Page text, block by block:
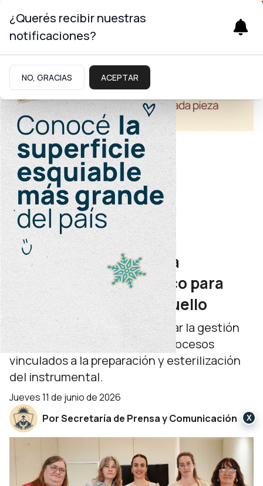
Salud
Optimización de recursos
El Castro Rendón suma
instrumental quirúrgico para
cirugías de cabeza y cuello
La adquisición permitirá mejorar la gestión
del quirófano y optimizar los procesos
vinculados a la preparación y esterilización
del instrumental.
jueves 11 de junio de 2026
Por Secretaría de Prensa y Comunicación
¿Querés recibir nuestras
notificaciones?
NO, GRACIAS ACEPTAR
X